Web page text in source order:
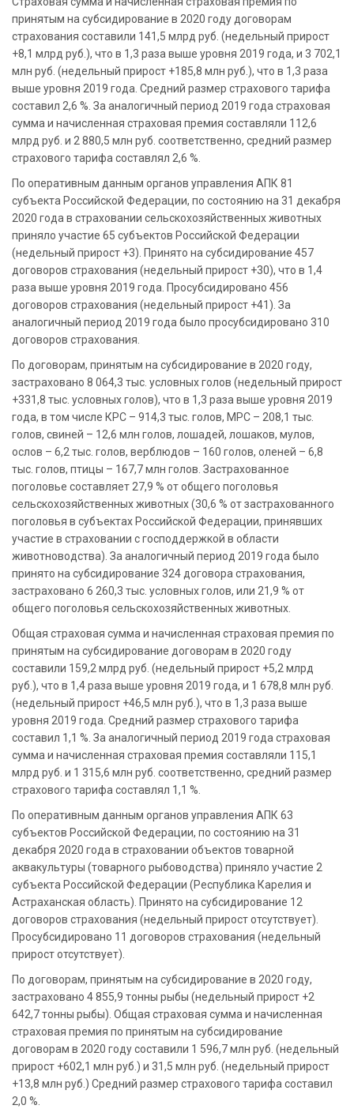
принятым на субсидирование в 2020 году договорам
страхования составили 141,5 млрд руб. (недельный прирост
+8,1 млрд руб.), что в 1,3 раза выше уровня 2019 года, и 3 702,1
млн руб. (недельный прирост +185,8 млн руб.), что в 1,3 раза
выше уровня 2019 года. Средний размер страхового тарифа
составил 2,6 %. За аналогичный период 2019 года страховая
сумма и начисленная страховая премия составляли 112,6
млрд руб. и 2 880,5 млн руб. соответственно, средний размер
страхового тарифа составлял 2,6 %.
По оперативным данным органов управления АПК 81
субъекта Российской Федерации, по состоянию на 31 декабря
2020 года в страховании сельскохозяйственных животных
приняло участие 65 субъектов Российской Федерации
(недельный прирост +3). Принято на субсидирование 457
договоров страхования (недельный прирост +30), что в 1,4
раза выше уровня 2019 года. Просубсидировано 456
договоров страхования (недельный прирост +41). За
аналогичный период 2019 года было просубсидировано 310
договоров страхования.
По договорам, принятым на субсидирование в 2020 году,
застраховано 8 064,3 тыс. условных голов (недельный прирост
+331,8 тыс. условных голов), что в 1,3 раза выше уровня 2019
года, в том числе КРС – 914,3 тыс. голов, МРС – 208,1 тыс.
голов, свиней – 12,6 млн голов, лошадей, лошаков, мулов,
ослов – 6,2 тыс. голов, верблюдов – 160 голов, оленей – 6,8
тыс. голов, птицы – 167,7 млн голов. Застрахованное
поголовье составляет 27,9 % от общего поголовья
сельскохозяйственных животных (30,6 % от застрахованного
поголовья в субъектах Российской Федерации, принявших
участие в страховании с господдержкой в области
животноводства). За аналогичный период 2019 года было
принято на субсидирование 324 договора страхования,
застраховано 6 260,3 тыс. условных голов, или 21,9 % от
общего поголовья сельскохозяйственных животных.
Общая страховая сумма и начисленная страховая премия по
принятым на субсидирование договорам в 2020 году
составили 159,2 млрд руб. (недельный прирост +5,2 млрд
руб.), что в 1,4 раза выше уровня 2019 года, и 1 678,8 млн руб.
(недельный прирост +46,5 млн руб.), что в 1,3 раза выше
уровня 2019 года. Средний размер страхового тарифа
составил 1,1 %. За аналогичный период 2019 года страховая
сумма и начисленная страховая премия составляли 115,1
млрд руб. и 1 315,6 млн руб. соответственно, средний размер
страхового тарифа составлял 1,1 %.
По оперативным данным органов управления АПК 63
субъектов Российской Федерации, по состоянию на 31
декабря 2020 года в страховании объектов товарной
аквакультуры (товарного рыбоводства) приняло участие 2
субъекта Российской Федерации (Республика Карелия и
Астраханская область). Принято на субсидирование 12
договоров страхования (недельный прирост отсутствует).
Просубсидировано 11 договоров страхования (недельный
прирост отсутствует).
По договорам, принятым на субсидирование в 2020 году,
застраховано 4 855,9 тонны рыбы (недельный прирост +2
642,7 тонны рыбы). Общая страховая сумма и начисленная
страховая премия по принятым на субсидирование
договорам в 2020 году составили 1 596,7 млн руб. (недельный
прирост +602,1 млн руб.) и 31,5 млн руб. (недельный прирост
+13,8 млн руб.) Средний размер страхового тарифа составил
2,0 %.